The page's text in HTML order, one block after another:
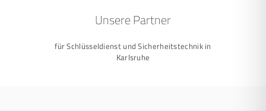
Unsere Partner
für Schlüsseldienst und Sicherheitstechnik in
Karlsruhe